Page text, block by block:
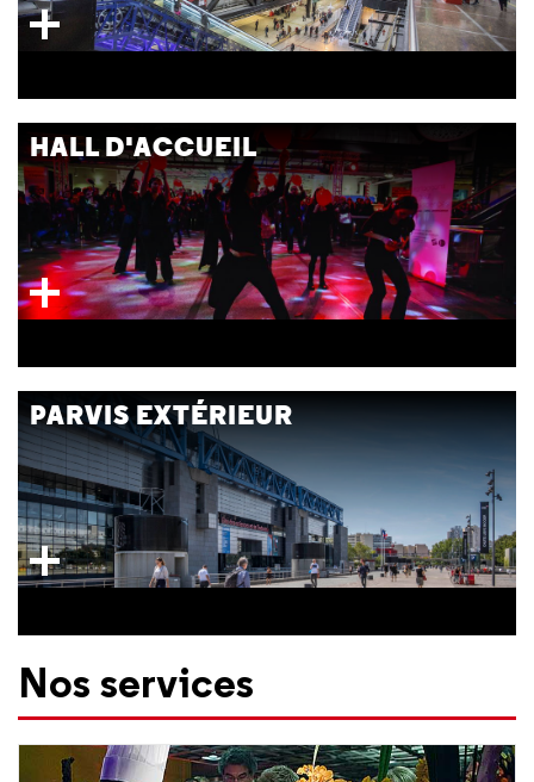
HALL D'ACCUEIL
PARVIS EXTÉRIEUR
Nos services